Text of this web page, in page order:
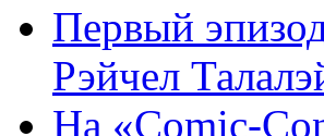
Первый
Рэйчел
На «Comic-